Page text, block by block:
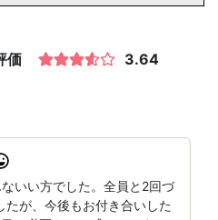
価 3.64
いい方でした。全員と2回づ
が、今後もお付き合いした